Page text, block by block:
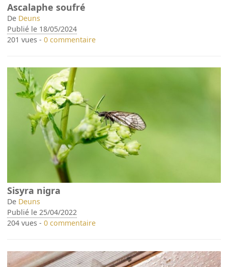
Ascalaphe soufré
De Deuns
Publié le 18/05/2024
201 vues -0 commentaire
Sisyra nigra
De Deuns
Publié le 25/04/2022
204 vues -0 commentaire